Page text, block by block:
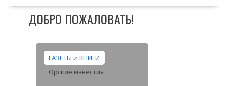
ДОБРО ПОЖАЛОВАТЬ!
ГАЗЕТЫ и КНИГИ
Орские известия